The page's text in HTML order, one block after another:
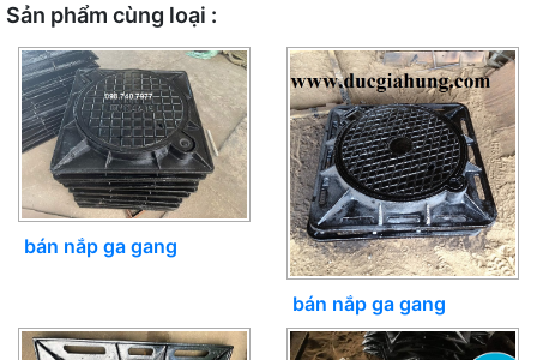
Sản phẩm cùng loại :
bán nắp ga gang
bán nắp ga gang